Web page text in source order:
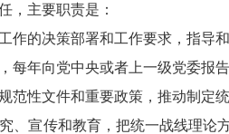
主要职责是：
的决策部署和工作要求，指导
年向党中央或者上一级党委报告
性文件和重要政策，推动制定统
宣传和教育，把统一战线理论